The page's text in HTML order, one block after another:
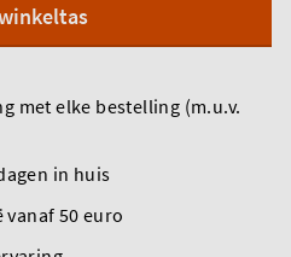
met elke bestelling (m.u.v.
in huis
vanaf 50 euro